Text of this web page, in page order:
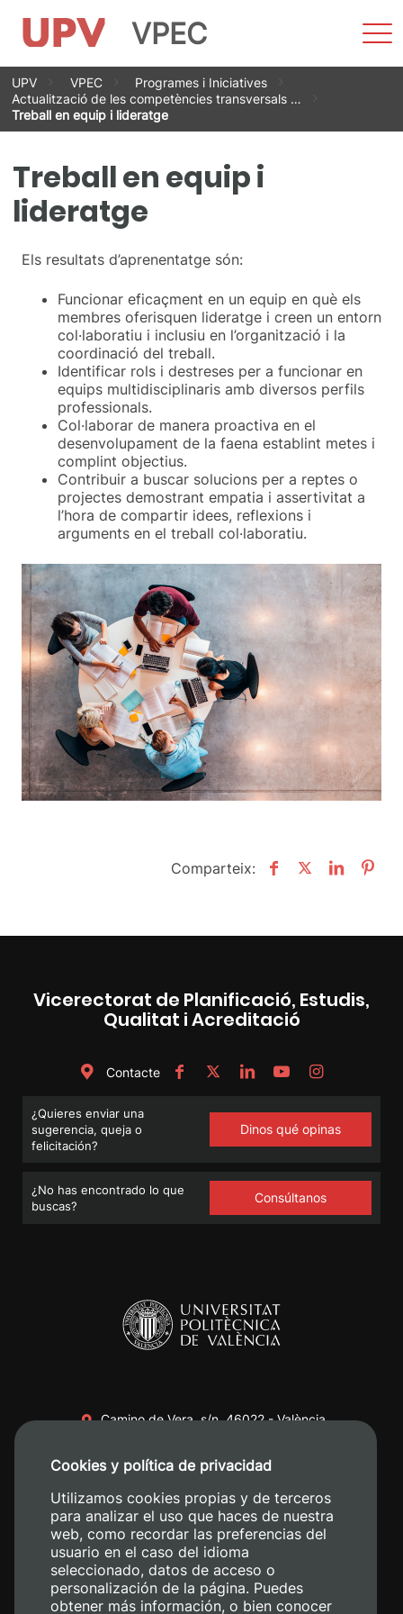
Vés
contingut
VPEC
UPV VPEC
Programes i Iniciatives
Actualització de les competències transversals …
Treball en equip i lideratge
Treball en equip i
lideratge
Els resultats d’aprenentatge són:
Funcionar eficaçment en un equip en què els
membres oferisquen lideratge i creen un entorn
col·laboratiu i inclusiu en l’organització i la
coordinació del treball.
Identificar rols i destreses per a funcionar en
equips multidisciplinaris amb diversos perfils
professionals.
Col·laborar de manera proactiva en el
desenvolupament de la faena establint metes i
complint objectius.
Contribuir a buscar solucions per a reptes o
projectes demostrant empatia i assertivitat a
l’hora de compartir idees, reflexions i
arguments en el treball col·laboratiu.
Comparteix:
Vicerectorat de Planificació, Estudis,
Qualitat i Acreditació
Contacte
¿Quieres enviar una
sugerencia, queja o
felicitación?
Dinos qué opinas
¿No has encontrado lo que
buscas?
Consúltanos
Camino de Vera, s/n. 46022 - València
+34 620 04 00 50
Cookies y política de privacidad
Utilizamos cookies propias y de terceros
para analizar el uso que haces de nuestra
web, como recordar las preferencias del
usuario en el caso del idioma
seleccionado, datos de acceso o
personalización de la página. Puedes
obtener más información, o bien conocer